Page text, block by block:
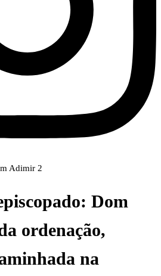
Dom
ordenação,
na